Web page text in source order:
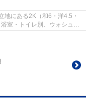
地にある2K（和6・洋4.5・
室・トイレ別、ウォシュレ